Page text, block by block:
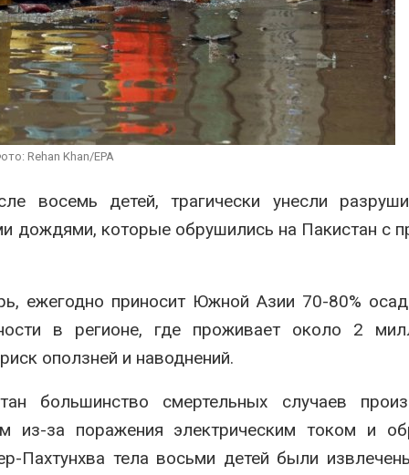
Rehan Khan/EPA
детей, трагически унесли
дождями, которые обрушились на Пакистан с
ежегодно приносит Южной Азии 70-80%
в регионе, где проживает около 2
оползней и наводнений.
большинство смертельных случаев
из-за поражения электрическим током и
Пахтунхва тела восьми детей были
Авг 5, 2026
В Кении противников
строительства АЭС
проверяют по статье о
терроризме
Суд запретил
израильской тюрьмы
ветра
Авг 6, 2026
Приложение
для
площадок
сентябре
Авг 6, 2026
биомассы из-
Авг 6, 2026